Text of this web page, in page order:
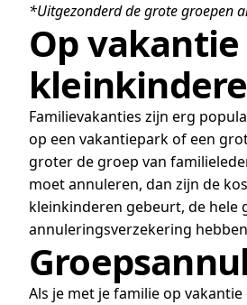
*Uitgezonderd de grote groepen
Op
Familievakanties zijn erg
op een vakantiepark of een
groter de groep van
moet annuleren, dan zijn de
kleinkinderen gebeurt, de hele
annuleringsverzekering
Als je met je familie op